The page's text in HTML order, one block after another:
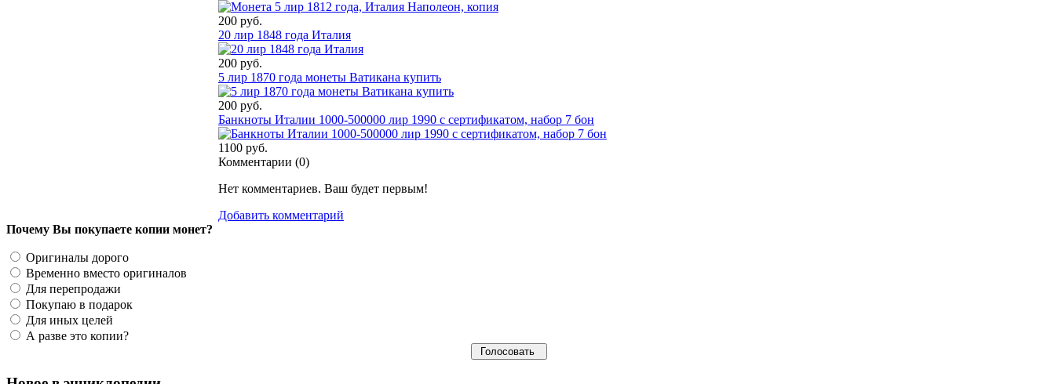
200 руб.
20 лир 1848 года Италия
200 руб.
5 лир 1870 года монеты Ватикана купить
200 руб.
Банкноты Италии 1000-500000 лир 1990 с сертификатом, набор 7 бон
1100 руб.
Комментарии (0)
Нет комментариев. Ваш будет первым!
Добавить комментарий
Почему Вы покупаете копии монет?
Оригиналы дорого
Временно вместо оригиналов
Для перепродажи
Покупаю в подарок
Для иных целей
А разве это копии?